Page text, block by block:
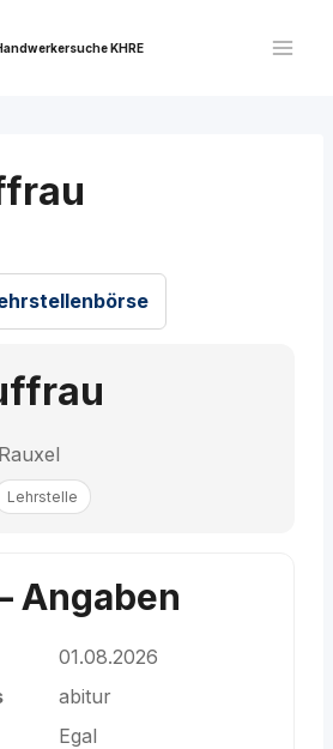
KHRE
Lehrstelle
Angaben
01.08.2026
abitur
Egal